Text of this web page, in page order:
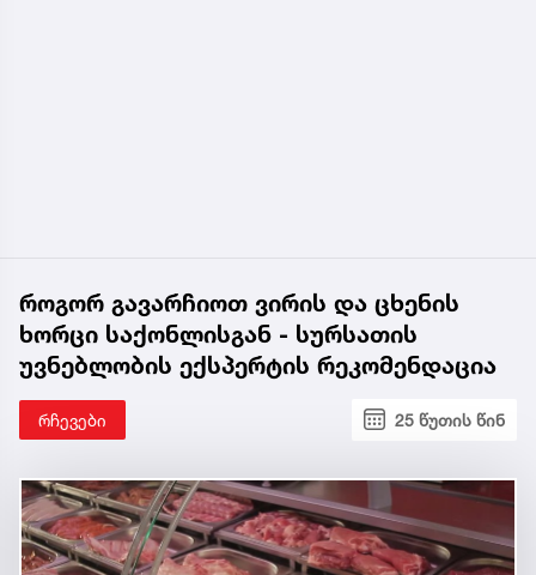
როგორ გავარჩიოთ ვირის და ცხენის
ხორცი საქონლისგან - სურსათის
უვნებლობის ექსპერტის რეკომენდაცია
რჩევები 25 წუთის წინ